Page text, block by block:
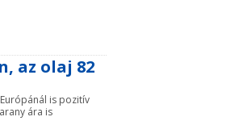
az olaj 82
is pozitív
ára is